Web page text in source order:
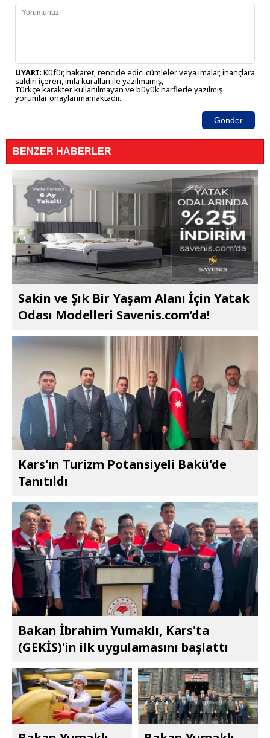
UYARI: Küfür, hakaret, rencide edici cümleler veya imalar, inançlara
saldırı içeren, imla kuralları ile yazılmamış,
Türkçe karakter kullanılmayan ve büyük harflerle yazılmış
yorumlar onaylanmamaktadır.
Gönder
BENZER HABERLER
Sakin ve Şık Bir Yaşam Alanı İçin Yatak
Odası Modelleri Savenis.com’da!
Kars'ın Turizm Potansiyeli Bakü'de
Tanıtıldı
Bakan İbrahim Yumaklı, Kars'ta
(GEKİS)'in ilk uygulamasını başlattı